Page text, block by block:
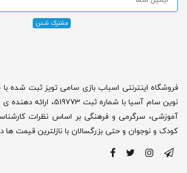
فروشگاه اینترنتی اسباب بازی سامی تویز ثبت شده
نوین سام آسیا با شماره ثبت
آموزشی، سرگرمی و فرهنگی بر اساس نظرات
کودک و نوجوان و حتی بزرگسالان با نازلترین قیمت ها